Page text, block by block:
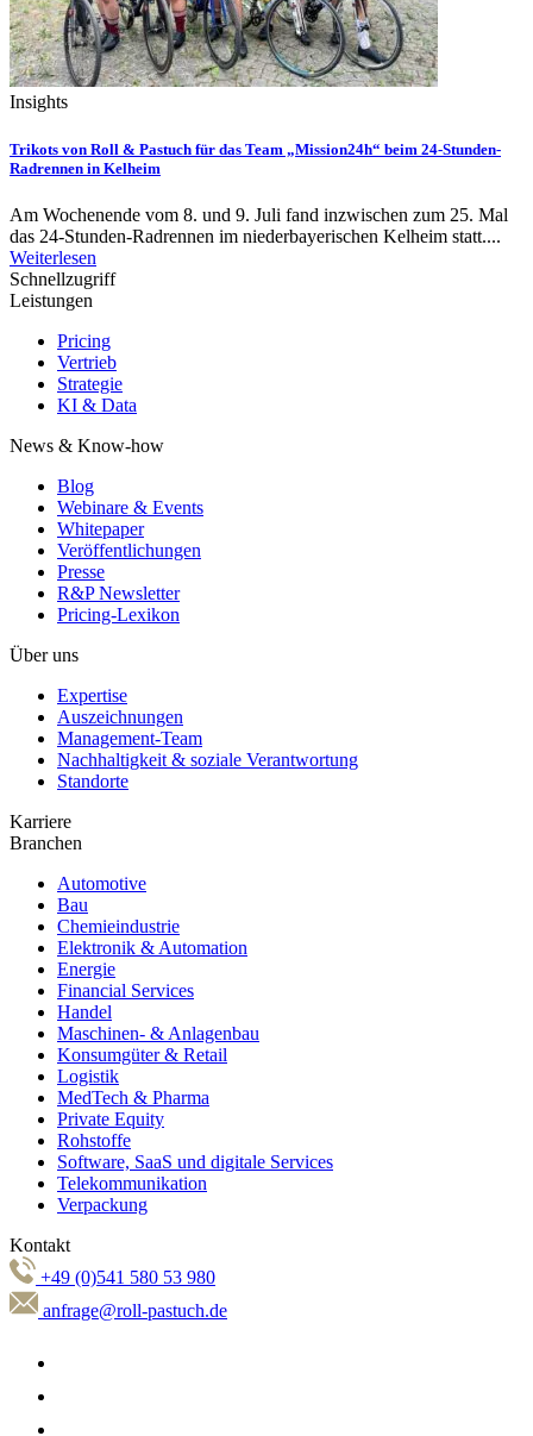
Insights
Trikots von Roll & Pastuch für das Team „Mission24h“ beim 24-Stunden-
Radrennen in Kelheim
Am Wochenende vom 8. und 9. Juli fand inzwischen zum 25. Mal
das 24-Stunden-Radrennen im niederbayerischen Kelheim statt....
Weiterlesen
Schnellzugriff
Leistungen
Pricing
Vertrieb
Strategie
KI & Data
News & Know-how
Blog
Webinare & Events
Whitepaper
Veröffentlichungen
Presse
R&P Newsletter
Pricing-Lexikon
Über uns
Expertise
Auszeichnungen
Management-Team
Nachhaltigkeit & soziale Verantwortung
Standorte
Karriere
Branchen
Automotive
Bau
Chemieindustrie
Elektronik & Automation
Energie
Financial Services
Handel
Maschinen- & Anlagenbau
Konsumgüter & Retail
Logistik
MedTech & Pharma
Private Equity
Rohstoffe
Software, SaaS und digitale Services
Telekommunikation
Verpackung
Kontakt
+49 (0)541 580 53 980
anfrage@roll-pastuch.de